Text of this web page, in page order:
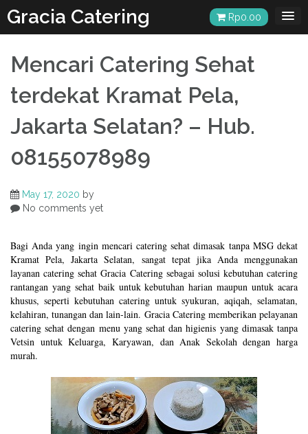
to
content
Gracia Catering Rp0.00
Mencari Catering Sehat
terdekat Kramat Pela,
Jakarta Selatan? – Hub.
08155078989
May 17, 2020 by
No comments yet
Bagi Anda yang ingin mencari catering sehat dimasak tanpa MSG dekat
Kramat Pela, Jakarta Selatan, sangat tepat jika Anda menggunakan
layanan catering sehat Gracia Catering sebagai solusi kebutuhan catering
rantangan yang sehat baik untuk kebutuhan harian maupun untuk acara
khusus, seperti kebutuhan catering untuk syukuran, aqiqah, selamatan,
kelahiran, tunangan dan lain-lain. Gracia Catering memberikan pelayanan
catering sehat dengan menu yang sehat dan higienis yang dimasak tanpa
Vetsin untuk Keluarga, Karyawan, dan Anak Sekolah dengan harga
murah.